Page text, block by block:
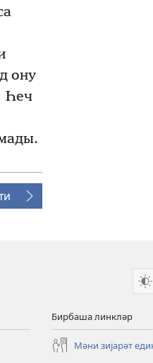
ону
Һеч
Бирбаша линкләр
Мәни зијарәт